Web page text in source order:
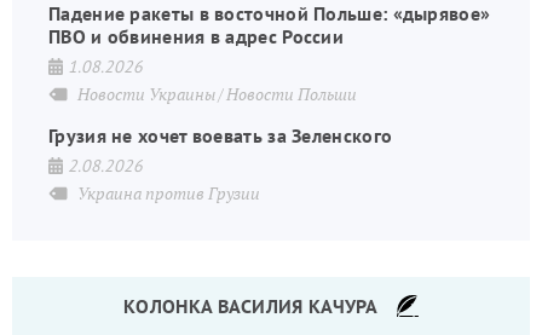
Падение ракеты в восточной Польше: «дырявое»
ПВО и обвинения в адрес России
1.08.2026
Новости Украины Новости Польши
Грузия не хочет воевать за Зеленского
2.08.2026
Украина против Грузии
КОЛОНКА ВАСИЛИЯ КАЧУРА